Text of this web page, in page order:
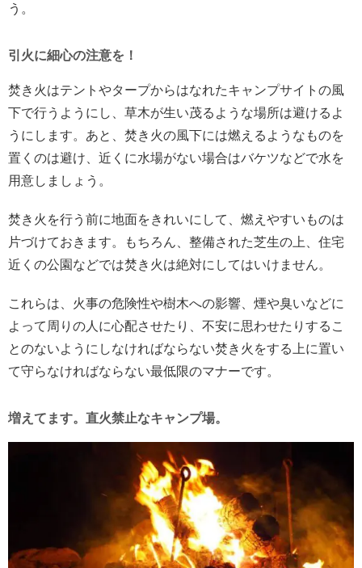
う。
引火に細心の注意を！
焚き火はテントやタープからはなれたキャンプサイトの風
下で行うようにし、草木が生い茂るような場所は避けるよ
うにします。あと、焚き火の風下には燃えるようなものを
置くのは避け、近くに水場がない場合はバケツなどで水を
用意しましょう。
焚き火を行う前に地面をきれいにして、燃えやすいものは
片づけておきます。もちろん、整備された芝生の上、住宅
近くの公園などでは焚き火は絶対にしてはいけません。
これらは、火事の危険性や樹木への影響、煙や臭いなどに
よって周りの人に心配させたり、不安に思わせたりするこ
とのないようにしなければならない焚き火をする上に置い
て守らなければならない最低限のマナーです。
増えてます。直火禁止なキャンプ場。